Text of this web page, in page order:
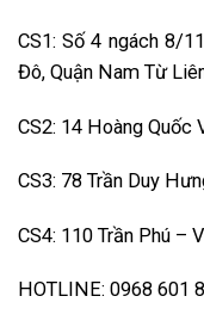
CS1: Số 4 ngách 8/
Đô, Quận Nam Từ
CS2: 14 Hoàng
CS3: 78 Trần Duy
CS4: 110 Trần Phú –
HOTLINE: 0968 601